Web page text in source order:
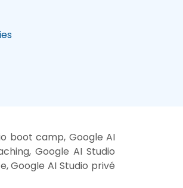
boot camp, Google AI
Google AI Studio
Google AI Studio privé